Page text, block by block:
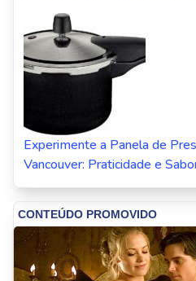
Experimente a Panela de
Vancouver: Praticidade e